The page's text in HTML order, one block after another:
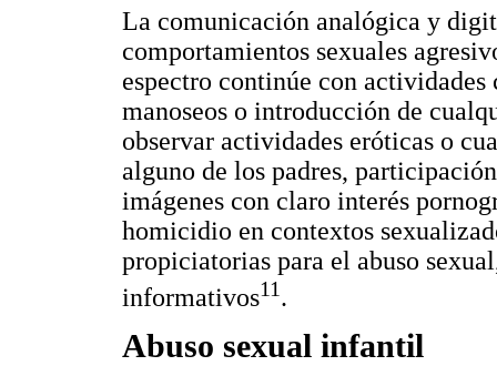
La comunicación analógica y
comportamientos sexuales
espectro continúe con
manoseos o introducción de
observar actividades eróticas o
alguno de los padres,
imágenes con claro interés
homicidio en contextos
propiciatorias para el abuso
informativos11.
Abuso sexual infantil